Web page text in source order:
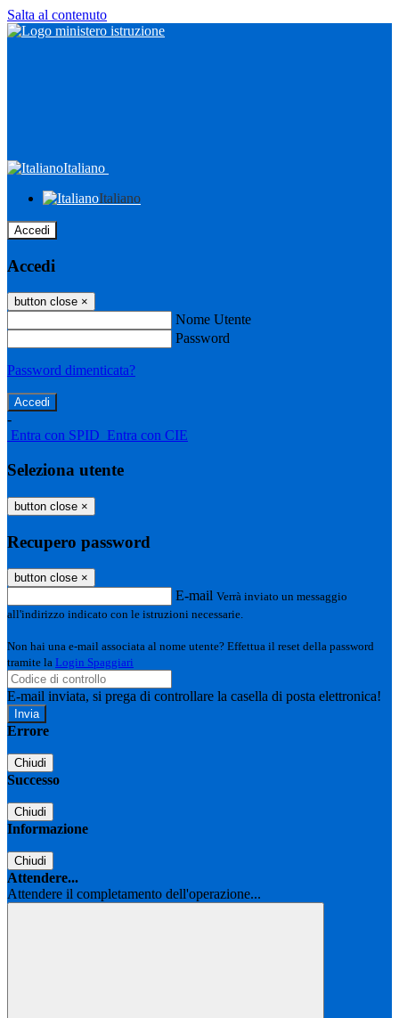
Salta al contenuto
Italiano
Italiano
Accedi
Accedi
button close ×
Nome Utente
Password
Password dimenticata?
-
Entra con SPID Entra con CIE
Seleziona utente
button close ×
Recupero password
button close ×
E-mail Verrà inviato un messaggio
all'indirizzo indicato con le istruzioni necessarie.
Non hai una e-mail associata al nome utente? Effettua il reset della password
tramite la Login Spaggiari
E-mail inviata, si prega di controllare la casella di posta elettronica!
Errore
Chiudi
Successo
Chiudi
Informazione
Chiudi
Attendere...
Attendere il completamento dell'operazione...